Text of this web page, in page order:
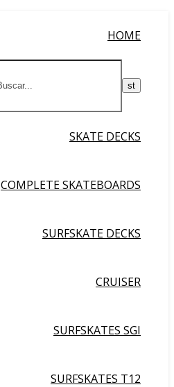
HOME
SKATE DECKS
COMPLETE SKATEBOARDS
SURFSKATE DECKS
CRUISER
SURFSKATES SGI
SURFSKATES T12